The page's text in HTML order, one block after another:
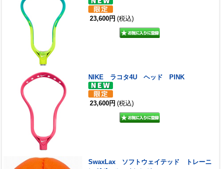
23,600円 (税込)
NIKE ラコタ4U ヘッド PINK
23,600円 (税込)
SwaxLax ソフトウェイテッド トレーニ